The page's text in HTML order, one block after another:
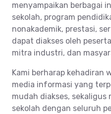
menyampaikan berbagai
sekolah, program
nonakademik, prestasi,
dapat diakses oleh
mitra industri, dan
Kami berharap kehadiran
media informasi yang
mudah diakses,
sekolah dengan seluruh